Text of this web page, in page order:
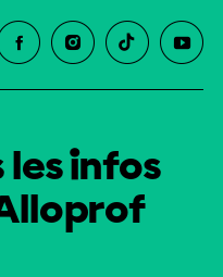
les infos